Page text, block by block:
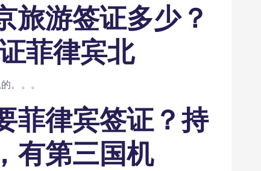
旅游签证多少？
菲律宾北
。。。
菲律宾签证？持
有第三国机